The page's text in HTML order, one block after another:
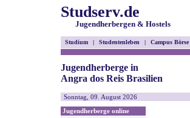
Studserv.de
Jugendherbergen & Hostels
Studium | Studentenleben | Campus Börse
Jugendherberge in
Angra dos Reis Brasilien
Sonntag, 09. August 2026
Jugendherberge online